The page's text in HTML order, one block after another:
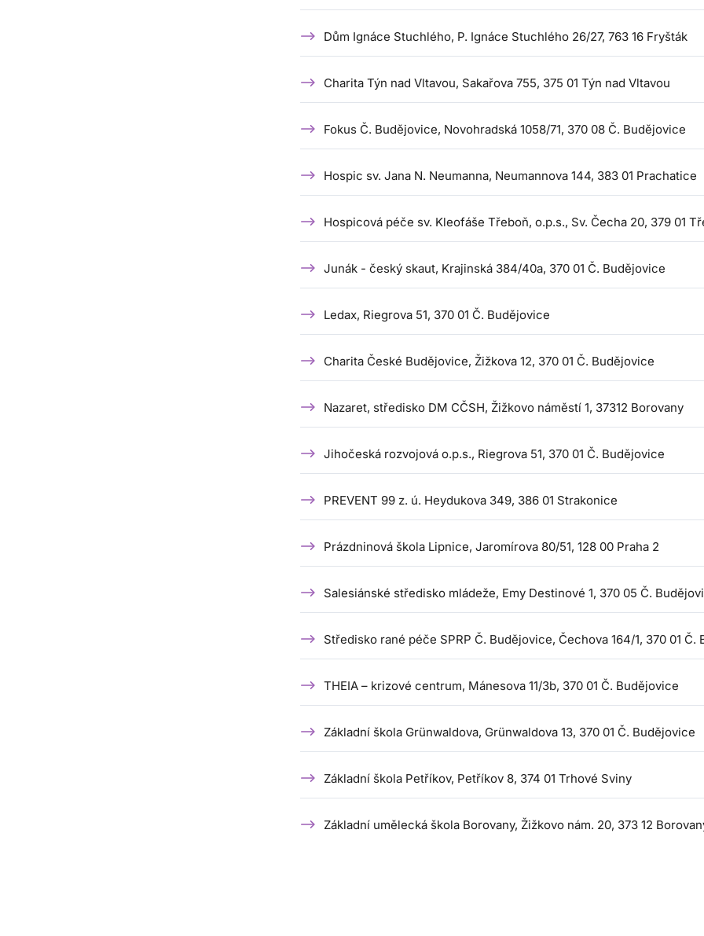
Dům Ignáce Stuchlého, P. Ignáce Stuchlého 26/27, 763 16 Fryšták
Charita Týn nad Vltavou, Sakařova 755, 375 01 Týn nad Vltavou
Fokus Č. Budějovice, Novohradská 1058/71, 370 08 Č. Budějovice
Hospic sv. Jana N. Neumanna, Neumannova 144, 383 01 Prachatice
Hospicová péče sv. Kleofáše Třeboň, o.p.s., Sv. Čecha 20, 379 01
Junák - český skaut, Krajinská 384/40a, 370 01 Č. Budějovice
Ledax, Riegrova 51, 370 01 Č. Budějovice
Charita České Budějovice, Žižkova 12, 370 01 Č. Budějovice
Nazaret, středisko DM CČSH, Žižkovo náměstí 1, 37312 Borovany
Jihočeská rozvojová o.p.s., Riegrova 51, 370 01 Č. Budějovice
PREVENT 99 z. ú. Heydukova 349, 386 01 Strakonice
Prázdninová škola Lipnice, Jaromírova 80/51, 128 00 Praha 2
Salesiánské středisko mládeže, Emy Destinové 1, 370 05 Č.
Středisko rané péče SPRP Č. Budějovice, Čechova 164/1, 370 01 Č.
THEIA – krizové centrum, Mánesova 11/3b, 370 01 Č. Budějovice
Základní škola Grünwaldova, Grünwaldova 13, 370 01 Č. Budějovice
Základní škola Petříkov, Petříkov 8, 374 01 Trhové Sviny
Základní umělecká škola Borovany, Žižkovo nám. 20, 373 12